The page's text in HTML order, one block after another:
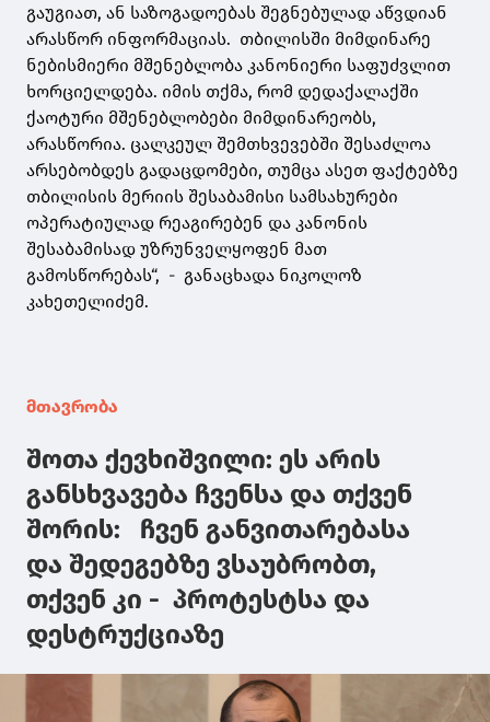
გაუგიათ, ან საზოგადოებას შეგნებულად აწვდიან
არასწორ ინფორმაციას. თბილისში მიმდინარე
ნებისმიერი მშენებლობა კანონიერი საფუძვლით
ხორციელდება. იმის თქმა, რომ დედაქალაქში
ქაოტური მშენებლობები მიმდინარეობს,
არასწორია. ცალკეულ შემთხვევებში შესაძლოა
არსებობდეს გადაცდომები, თუმცა ასეთ ფაქტებზე
თბილისის მერიის შესაბამისი სამსახურები
ოპერატიულად რეაგირებენ და კანონის
შესაბამისად უზრუნველყოფენ მათ
გამოსწორებას“, - განაცხადა ნიკოლოზ
კახეთელიძემ.
მთავრობა
შოთა ქევხიშვილი: ეს არის
განსხვავება ჩვენსა და თქვენ
შორის: ჩვენ განვითარებასა
და შედეგებზე ვსაუბრობთ,
თქვენ კი - პროტესტსა და
დესტრუქციაზე